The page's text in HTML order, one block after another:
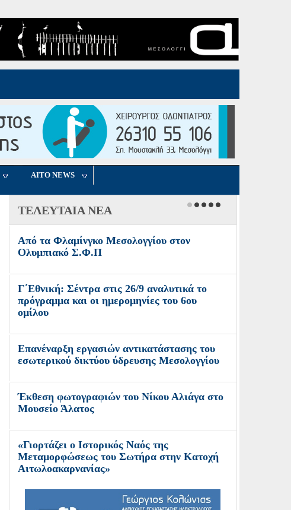
AITO NEWS
ΤΕΛΕΥΤΑΙΑ ΝΕΑ
Από τα Φλαμίνγκο Μεσολογγίου στον
Ολυμπιακό Σ.Φ.Π
Γ΄Εθνική: Σέντρα στις 26/9 αναλυτικά το
πρόγραμμα και οι ημερομηνίες του 6ου
ομίλου
Επανέναρξη εργασιών αντικατάστασης του
εσωτερικού δικτύου ύδρευσης Μεσολογγίου
Έκθεση φωτογραφιών του Νίκου Αλιάγα στο
Μουσείο Άλατος
«Γιορτάζει ο Ιστορικός Ναός της
Μεταμορφώσεως του Σωτήρα στην Κατοχή
Αιτωλοακαρνανίας»